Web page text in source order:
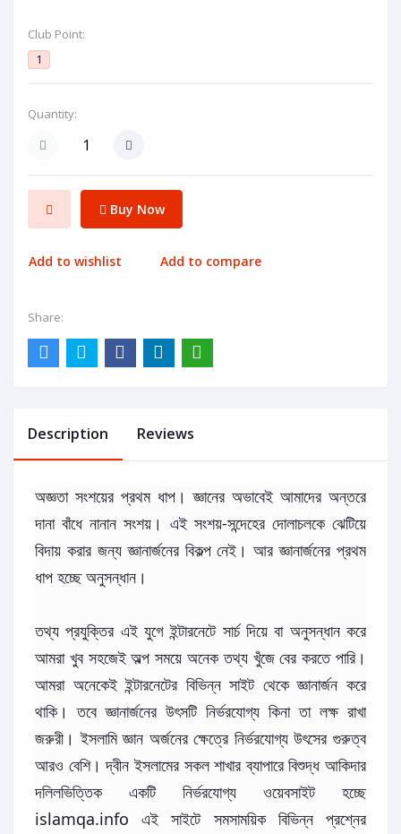
Club Point:
1
Quantity:
Buy Now
Add to wishlist Add to compare
Share:
Description Reviews
অজ্ঞতা সংশয়ের প্রথম ধাপ। জ্ঞানের অভাবেই আমাদের অন্তরে
দানা বাঁধে নানান সংশয়। এই সংশয়-সন্দেহের দোলাচলকে ঝেটিয়ে
বিদায় করার জন্য জ্ঞানার্জনের বিকল্প নেই। আর জ্ঞানার্জনের প্রথম
ধাপ হচ্ছে অনুসন্ধান।
তথ্য প্রযুক্তির এই যুগে ইন্টারনেটে সার্চ দিয়ে বা অনুসন্ধান করে
আমরা খুব সহজেই অল্প সময়ে অনেক তথ্য খুঁজে বের করতে পারি।
আমরা অনেকেই ইন্টারনেটের বিভিন্ন সাইট থেকে জ্ঞানার্জন করে
থাকি। তবে জ্ঞানার্জনের উৎসটি নির্ভরযোগ্য কিনা তা লক্ষ রাখা
জরুরী। ইসলামি জ্ঞান অর্জনের ক্ষেত্রে নির্ভরযোগ্য উৎসের গুরুত্ব
আরও বেশি। দ্বীন ইসলামের সকল শাখার ব্যাপারে বিশুদ্ধ আকিদার
দলিলভিত্তিক একটি নির্ভরযোগ্য ওয়েবসাইট হচ্ছে
islamqa.info এই সাইটে সমসাময়িক বিভিন্ন প্রশ্নের